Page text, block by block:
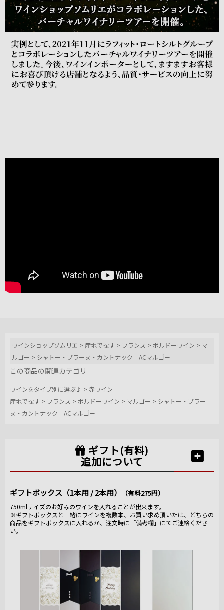
ワインショップソムリエ > 産地で探す > フランス >ボルドーワイン > マ
ルゴー > シャトー・ブラーヌ・カントナック ACマルゴー
この商品の関連カテゴリ
ワインをタイプ別に選ぶ♪ > 赤ワイン
産地で探す > フランス > ボルドーワイン > マルゴー > シャトー・ブラー
ヌ・カントナック ACマルゴー
ギフト(有料)
追加について
ギフトボックス（1本用 / 2本用） （有料275円）
750mlサイズのお好みのワインを入れることが出来ます。
※ギフトボックスと一緒にワインを複数本、お買い求め頂いたは、どちらの
商品をギフトボックスに入れるか、注文時に「備考欄」にてご連絡くださ
い。